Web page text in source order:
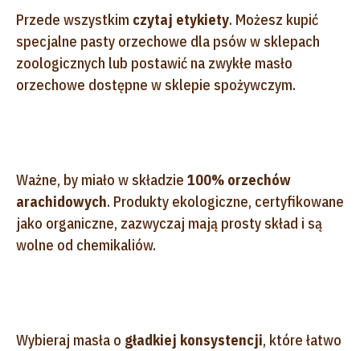
Przede wszystkim czytaj etykiety. Możesz kupić
specjalne pasty orzechowe dla psów w sklepach
zoologicznych lub postawić na zwykłe masło
orzechowe dostępne w sklepie spożywczym.
Ważne, by miało w składzie 100% orzechów
arachidowych. Produkty ekologiczne, certyfikowane
jako organiczne, zazwyczaj mają prosty skład i są
wolne od chemikaliów.
Wybieraj masła o gładkiej konsystencji, które łatwo